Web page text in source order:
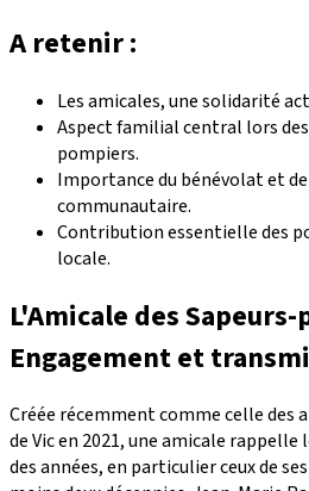
A retenir :
Les amicales, une solidarité
Aspect familial central lors
pompiers.
Importance du bénévolat et
communautaire.
Contribution essentielle des
locale.
L'Amicale des
Engagement et
Créée récemment comme celle des
de Vic en 2021, une amicale
des années, en particulier ceux de